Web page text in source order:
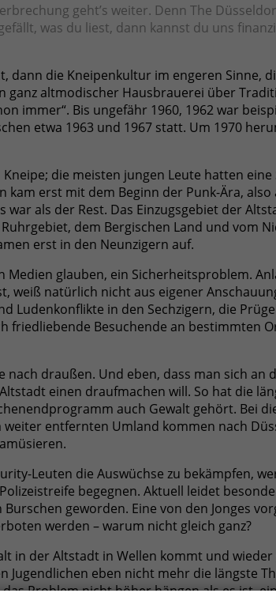
geht’s weiter. Denn The
was du liest, dann kannst du uns
die Kneipenkultur im engeren Sinne,
altmodischer Hausbrauerei über
immer“. Bis ungefähr 1960, 1962 war
etwa 1963 und 1967 statt. Um 1970
die meisten jungen Leute hatten
erst mit dem Beginn der Punk-Ära,
als der Rest. Das Einzugsgebiet der
dem Bergischen Land und
erst in den Neunzigern auf.
glauben, ein Sicherheitsproblem.
natürlich nicht aus eigener
Ludenkonflikte in den Sechzigern, die
friedliebende Besuchende an bestimmten
draußen. Und eben, dass man sich
einen draufmachen will. So hat die
auch Gewalt gehört. Bei
entfernten Umland kommen nach
Leuten die Auswüchse zu bekämpfen,
begegnen. Aktuell leidet
geworden. Eine von den Jonges
werden – warum nicht gleich ganz?
in der Altstadt in Wellen kommt und
eben nicht mehr die längste